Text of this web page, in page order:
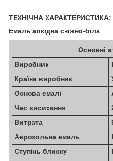
ТЕХНІЧНА ХАРАКТЕРИСТИКА:
Емаль алкідна сніжно-біла
Основні
Виробник
Країна виробник
Основа емалі
Час висихання
Витрата
Аерозольна емаль
Ступінь блиску